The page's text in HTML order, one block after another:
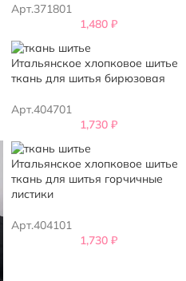
Арт.371801
1,480 ₽
Итальянское хлопковое шитье
ткань для шитья бирюзовая
Арт.404701
1,730 ₽
Итальянское хлопковое шитье
ткань для шитья горчичные
листики
Арт.404101
1,730 ₽